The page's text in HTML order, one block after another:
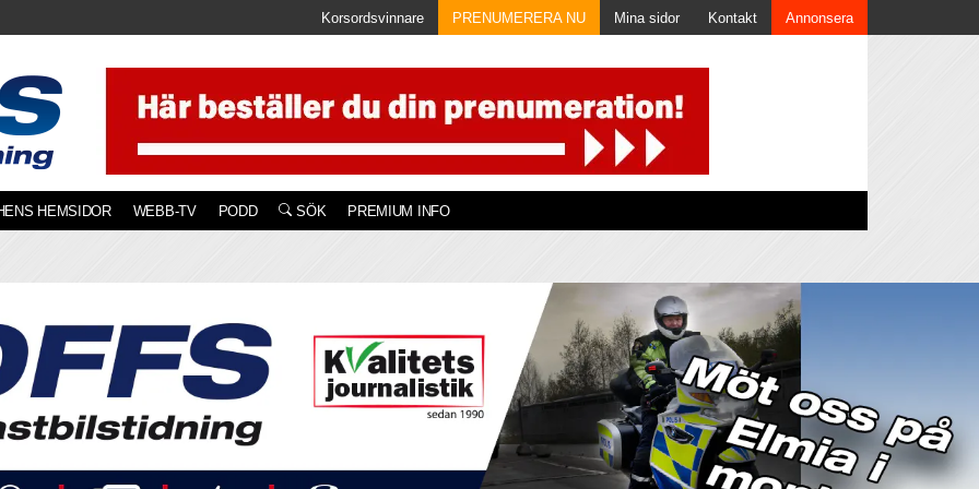
Korsordsvinnare PRENUMERERA NU Mina sidor Kontakt Annonsera
HEMSIDOR WEBB-TV PODD SÖK PREMIUM INFO